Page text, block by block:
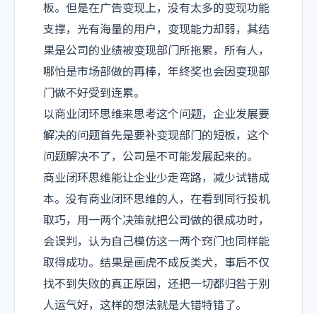
板。但是在广告变现上，没有太多的变现功能
支撑，光有海量的用户，变现能力却弱，其结
果是公司的业绩被变现部门所拖累，所有人，
哪怕是市场部做的再棒，年终奖也会因变现部
门做不好受到连累。
以商业闭环思维来思考这个问题，企业发展要
解决的问题首先是要补变现部门的短板，这个
问题解决不了，公司是不可能发展起来的。
商业闭环思维能让企业少走弯路，减少试错成
本。 没有商业闭环思维的人，在看到同行投机
取巧，用一两个决策就把公司做的很成功时，
会误判，认为自己模仿这一两个窍门也同样能
取得成功。结果是画虎不成反类犬，事后不仅
找不到失败的真正原因，还把一切都归咎于别
人运气好，这样的想法就是大错特错了。